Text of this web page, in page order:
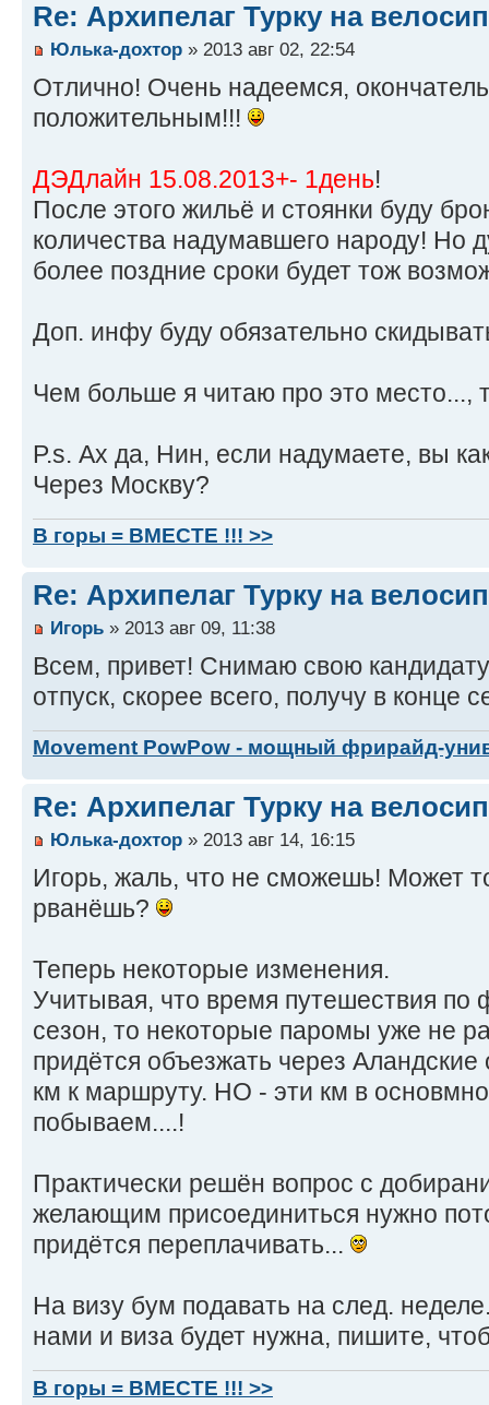
Re: Архипелаг Турку на
Юлька-дохтор » 2013 авг 02, 22:54
Отлично! Очень надеемся,
положительным!!!
ДЭДлайн 15.08.2013+- 1день!
После этого жильё и стоянки буду
количества надумавшего народу! Но
более поздние сроки будет тож
Доп. инфу буду обязательно
Чем больше я читаю про это место...,
P.s. Ах да, Нин, если надумаете, вы
Через Москву?
В горы = ВМЕСТЕ !!! >>
Re: Архипелаг Турку на
Игорь » 2013 авг 09, 11:38
Всем, привет! Снимаю свою
отпуск, скорее всего, получу в конце
Movement PowPow - мощный фрирайд-
Re: Архипелаг Турку на
Юлька-дохтор » 2013 авг 14, 16:15
Игорь, жаль, что не сможешь! Может
рванёшь?
Теперь некоторые изменения.
Учитывая, что время путешествия
сезон, то некоторые паромы уже не
придётся объезжать через
км к маршруту. НО - эти км в
побываем....!
Практически решён вопрос с
желающим присоединиться нужно
придётся переплачивать...
На визу бум подавать на след.
нами и виза будет нужна, пишите,
В горы = ВМЕСТЕ !!! >>